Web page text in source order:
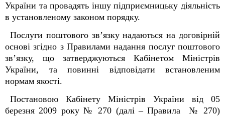
України та провадять іншу підприємницьку діяльність
в установленому законом порядку.
Послуги поштового зв’язку надаються на договірній
основі згідно з Правилами надання послуг поштового
зв’язку, що затверджуються Кабінетом Міністрів
України, та повинні відповідати встановленим
нормам якості.
Постановою Кабінету Міністрів України від 05
березня 2009 року № 270 (далі – Правила № 270)